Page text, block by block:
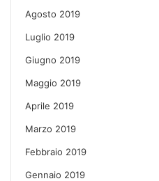
Agosto 2019
Luglio 2019
Giugno 2019
Maggio 2019
Aprile 2019
Marzo 2019
Febbraio 2019
Gennaio 2019